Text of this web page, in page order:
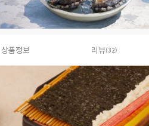
상품정보 리뷰(32)